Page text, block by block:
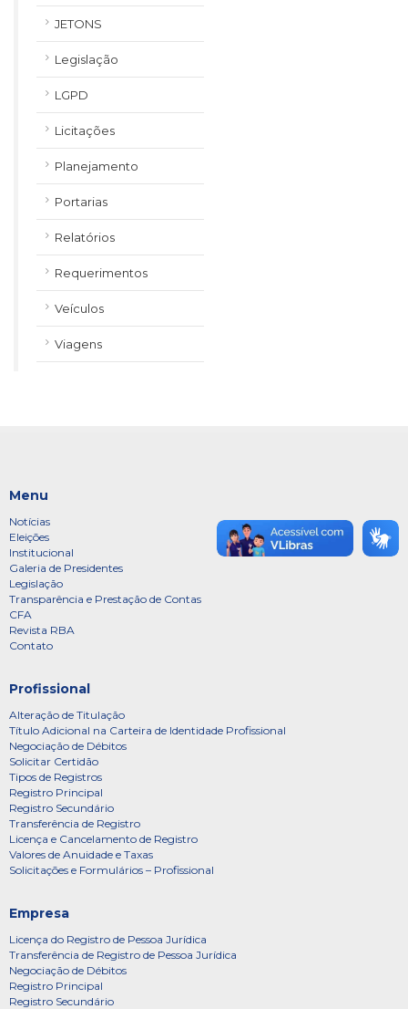
JETONS
Legislação
LGPD
Licitações
Planejamento
Portarias
Relatórios
Requerimentos
Veículos
Viagens
Menu
Notícias
Eleições
Institucional
Galeria de Presidentes
Legislação
Transparência e Prestação de Contas
CFA
Revista RBA
Contato
Profissional
Alteração de Titulação
Título Adicional na Carteira de Identidade Profissional
Negociação de Débitos
Solicitar Certidão
Tipos de Registros
Registro Principal
Registro Secundário
Transferência de Registro
Licença e Cancelamento de Registro
Valores de Anuidade e Taxas
Solicitações e Formulários – Profissional
Empresa
Licença do Registro de Pessoa Jurídica
Transferência de Registro de Pessoa Jurídica
Negociação de Débitos
Registro Principal
Registro Secundário